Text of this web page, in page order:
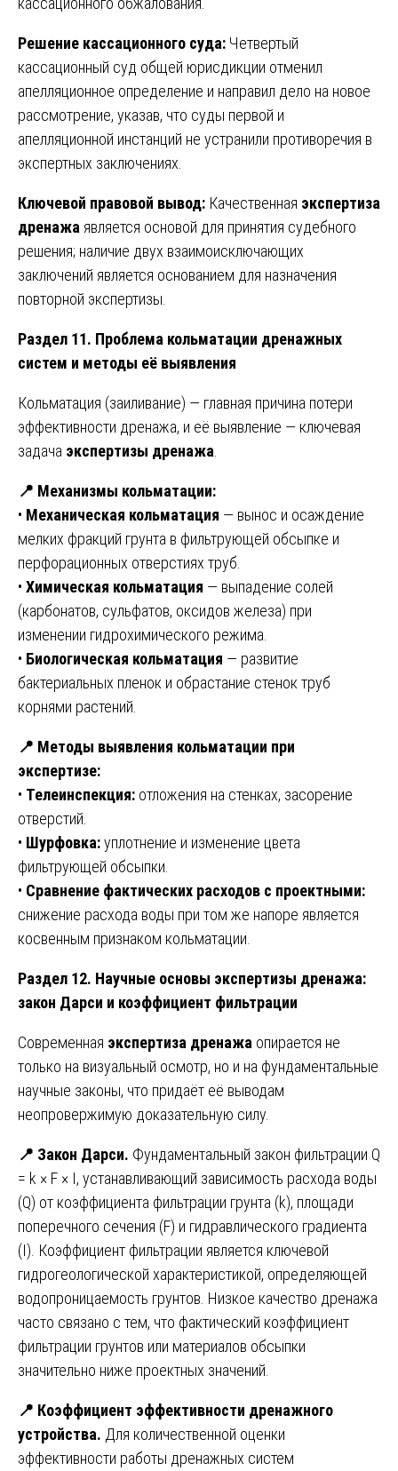
Решение кассационного суда: Четвертый
кассационный суд общей юрисдикции отменил
апелляционное определение и направил дело на новое
рассмотрение, указав, что суды первой и
апелляционной инстанций не устранили противоречия в
экспертных заключениях.
Ключевой правовой вывод: Качественная экспертиза
дренажа является основой для принятия судебного
решения; наличие двух взаимоисключающих
заключений является основанием для назначения
повторной экспертизы.
Раздел 11. Проблема кольматации дренажных
систем и методы её выявления
Кольматация (заиливание) — главная причина потери
эффективности дренажа, и её выявление — ключевая
задача экспертизы дренажа
📍 Механизмы кольматации:
• Механическая кольматация — вынос и осаждение
мелких фракций грунта в фильтрующей обсыпке и
перфорационных отверстиях труб.
• Химическая кольматация — выпадение солей
(карбонатов, сульфатов, оксидов железа) при
изменении гидрохимического режима.
• Биологическая кольматация — развитие
бактериальных пленок и обрастание стенок труб
корнями растений.
📍 Методы выявления кольматации при
экспертизе:
• Телеинспекция: отложения на стенках, засорение
отверстий.
• Шурфовка:уплотнение и изменение цвета
фильтрующей обсыпки.
• Сравнение фактических расходов с проектными:
снижение расхода воды при том же напоре является
косвенным признаком кольматации.
Раздел 12. Научные основы экспертизы дренажа:
закон Дарси и коэффициент фильтрации
Современная экспертиза дренажа опирается не
только на визуальный осмотр, но и на фундаментальные
научные законы, что придаёт её выводам
неопровержимую доказательную силу.
📍 Закон Дарси. Фундаментальный закон фильтрации Q
= k × F × I, устанавливающий зависимость расхода воды
(Q) от коэффициента фильтрации грунта (k), площади
поперечного сечения (F) и гидравлического градиента
(I). Коэффициент фильтрации является ключевой
гидрогеологической характеристикой, определяющей
водопроницаемость грунтов. Низкое качество дренажа
часто связано с тем, что фактический коэффициент
фильтрации грунтов или материалов обсыпки
значительно ниже проектных значений.
📍 Коэффициент эффективности дренажного
устройства. Для количественной оценки
эффективности работы дренажных систем